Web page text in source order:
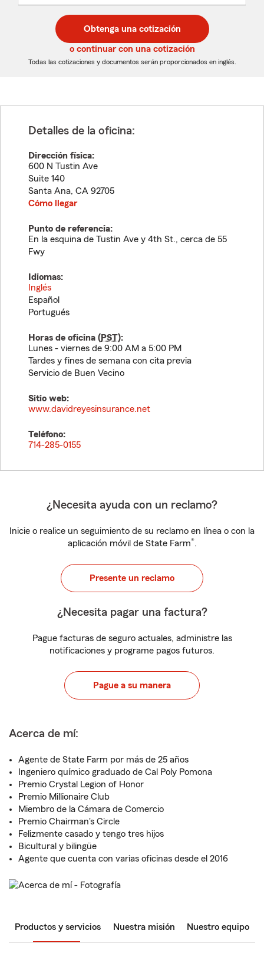
desplegable
de
5
dígitos
de
5
dígitos
Obtenga una cotización
o continuar con una cotización
Todas las cotizaciones y documentos serán proporcionados en inglés.
Detalles de la oficina:
Dirección física:
600 N Tustin Ave
Suite 140
Santa Ana, CA 92705
Cómo llegar
Punto de referencia:
En la esquina de Tustin Ave y 4th St., cerca de 55
Fwy
Idiomas:
Inglés
Español
Portugués
Horas de oficina (PST):
Lunes - viernes de 9:00 AM a 5:00 PM
Tardes y fines de semana con cita previa
Servicio de Buen Vecino
Sitio web:
www.davidreyesinsurance.net
Teléfono:
714-285-0155
¿Necesita ayuda con un reclamo?
Inicie o realice un seguimiento de su reclamo en línea o con la
aplicación móvil de State Farm®.
Presente un reclamo
¿Necesita pagar una factura?
Pague facturas de seguro actuales, administre las
notificaciones y programe pagos futuros.
Pague a su manera
Acerca de mí:
Agente de State Farm por más de 25 años
Ingeniero químico graduado de Cal Poly Pomona
Premio Crystal Legion of Honor
Premio Millionaire Club
Miembro de la Cámara de Comercio
Premio Chairman's Circle
Felizmente casado y tengo tres hijos
Bicultural y bilingüe
Agente que cuenta con varias oficinas desde el 2016
Productos y servicios Nuestra misión Nuestro equipo